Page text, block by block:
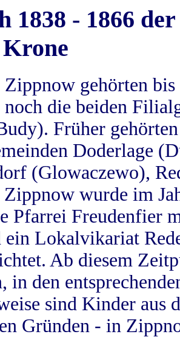
1838 - 1866
gehörten
die beiden
Früher
Doderlage
(Glowaczewo),
wurde im
Pfarrei Freudenfier
ein Lokalvikariat
Ab diesem
in den
sind Kinder aus
Gründen - in